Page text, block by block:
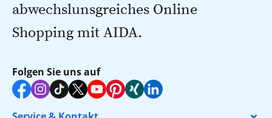
abwechslunsgreiches Online
Shopping mit AIDA.
Folgen Sie uns auf